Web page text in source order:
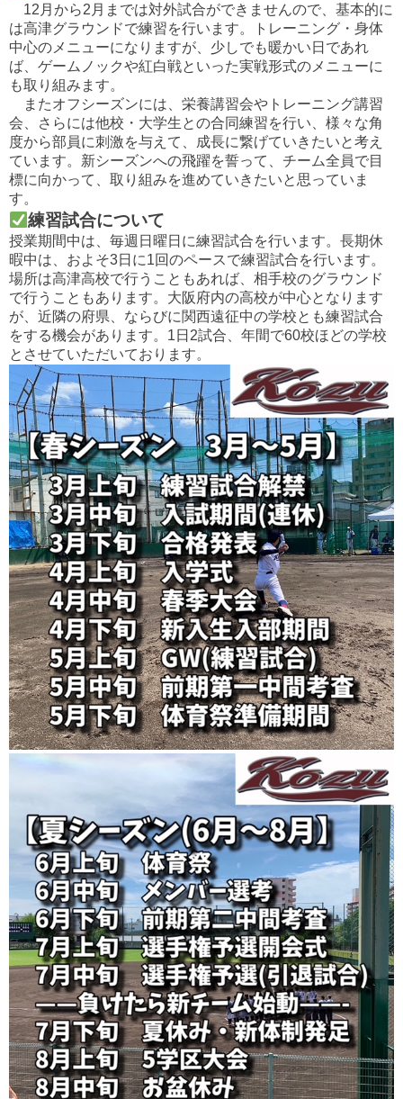
12月から2月までは対外試合ができませんので、 基本的に
は高津グラウンドで練習を行います。トレーニング・ 身体
中心のメニューになりますが、少しでも暖かい日であれ
ば、 ゲームノックや紅白戦といった実戦形式のメニューに
も取り組みま す。
またオフシーズンには、栄養講習会やトレーニング講習
会、
さらには他校・大学生との合同練習を行い、 様々な角
度から部員に刺激を与えて、
成長に繋げていきたいと考え
ています。 新シーズンへの飛躍を誓って、チーム全員で目
標に向かって、 取り組みを進めていきたいと思っていま
す。
練習試合について
授業期間中は、毎週日曜日に練習試合を行います。長期休
暇中は、 およそ3日に1回のペースで練習試合を行います。
場所は高津高校で行うこともあれば、 相手校のグラウンド
で行うこともあります。 大阪府内の高校が中心となります
が、近隣の府県、 ならびに関西遠征中の学校とも練習試合
をする機会があります。 1日2試合、 年間で60校ほどの学校
とさせていただいております。